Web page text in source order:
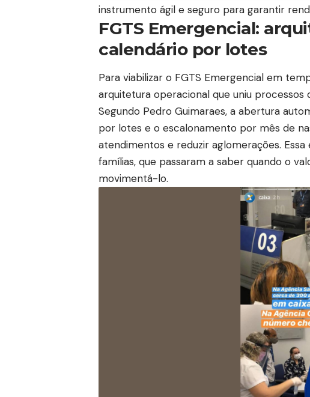
instrumento ágil e seguro para garantir
FGTS Emergencial:
calendário por lotes
Para viabilizar o FGTS Emergencial em
arquitetura operacional que uniu
Segundo Pedro Guimaraes, a abertura
por lotes e o escalonamento por mês de
atendimentos e reduzir aglomerações.
famílias, que passaram a saber quando o
movimentá-lo.